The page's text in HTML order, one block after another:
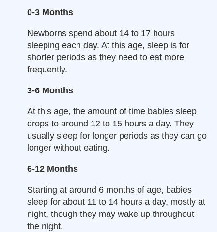
0-3 Months
Newborns spend about 14 to 17 hours
sleeping each day. At this age, sleep is for
shorter periods as they need to eat more
frequently.
3-6 Months
At this age, the amount of time babies sleep
drops to around 12 to 15 hours a day. They
usually sleep for longer periods as they can go
longer without eating.
6-12 Months
Starting at around 6 months of age, babies
sleep for about 11 to 14 hours a day, mostly at
night, though they may wake up throughout
the night.